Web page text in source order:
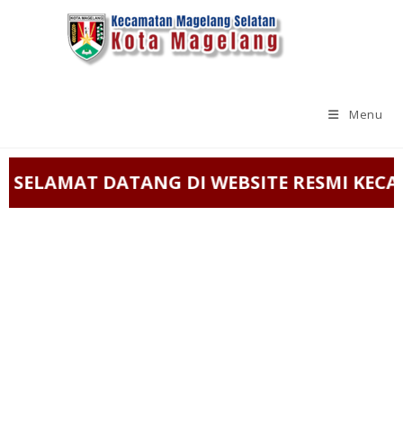
Menu
DATANG DI WEBSITE RESMI